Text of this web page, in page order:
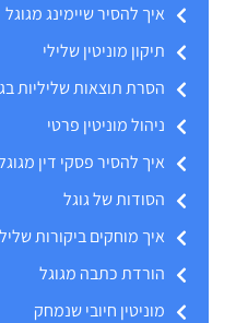
איך להסיר שיימינג מגוגל
תיקון מוניטין שלילי
הסרת תוצאות שליליות
ניהול מוניטין פרטי
איך להסיר פסקי דין
הסודות של גוגל
איך מוחקים ביקורות
הורדת כתבה מגוגל
מוניטין חיובי שנמחק